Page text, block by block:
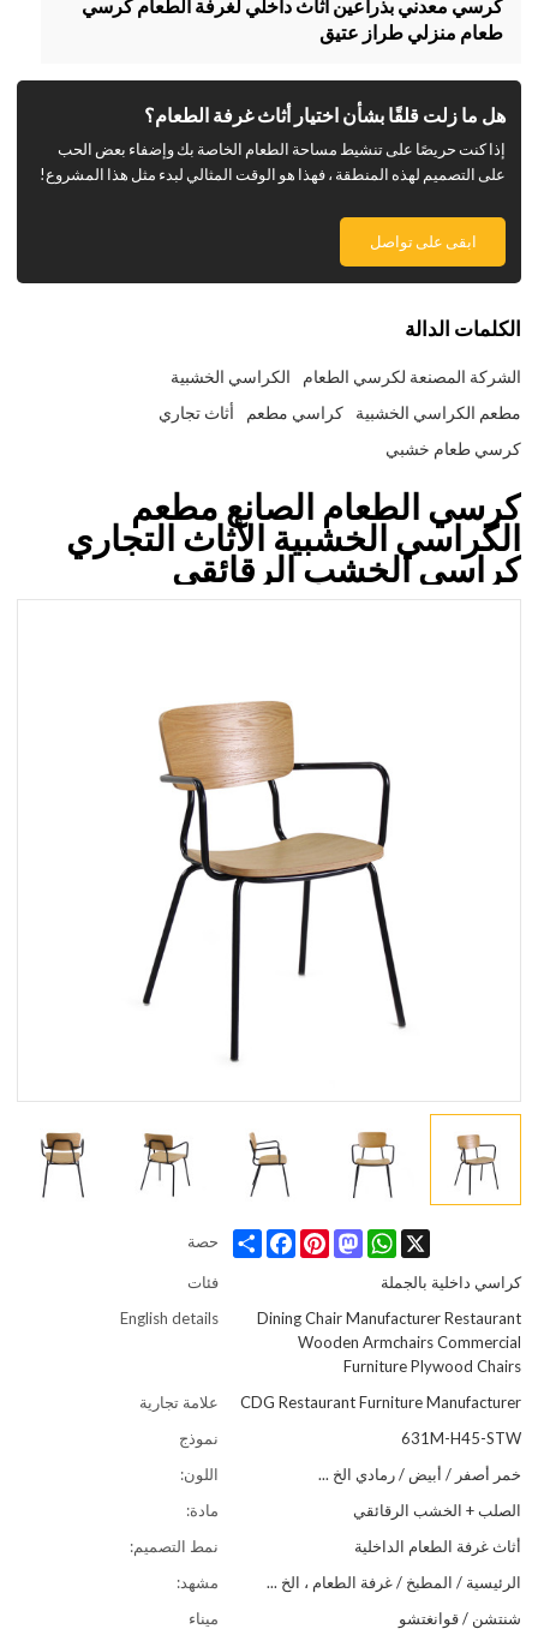
كرسي معدني بذراعين أثاث داخلي لغرفة الطعام كرسي
طعام منزلي طراز عتيق
هل ما زلت قلقًا بشأن اختيار أثاث غرفة الطعام؟
إذا كنت حريصًا على تنشيط مساحة الطعام الخاصة بك وإضفاء بعض الحب
على التصميم لهذه المنطقة ، فهذا هو الوقت المثالي لبدء مثل هذا المشروع!
ابقى على تواصل
الكلمات الدالة
الشركة المصنعة لكرسي الطعام
الكراسي الخشبية
مطعم الكراسي الخشبية
كراسي مطعم
أثاث تجاري
كرسي طعام خشبي
كرسي الطعام الصانع مطعم
الكراسي الخشبية الأثاث التجاري
كراسي الخشب الرقائقي
حصة Share
FacebookPinterest
Mastodon
WhatsApp X
فئات
كراسي داخلية بالجملة
English details
Dining Chair Manufacturer Restaurant
Wooden Armchairs Commercial
Furniture Plywood Chairs
علامة تجارية
CDG Restaurant Furniture Manufacturer
نموذج
631M-H45-STW
اللون:
خمر أصفر / أبيض / رمادي الخ ...
مادة:
الصلب + الخشب الرقائقي
نمط التصميم:
أثاث غرفة الطعام الداخلية
مشهد:
الرئيسية / المطبخ / غرفة الطعام ، الخ ...
ميناء
شنتشن / قوانغتشو